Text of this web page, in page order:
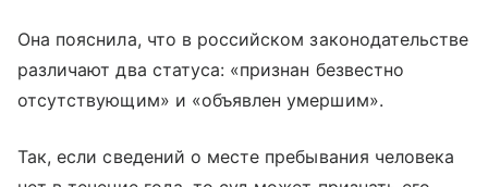
Она пояснила, что в российском законодательстве
различают два статуса: «признан безвестно
отсутствующим» и «объявлен умершим».
Так, если сведений о месте пребывания человека